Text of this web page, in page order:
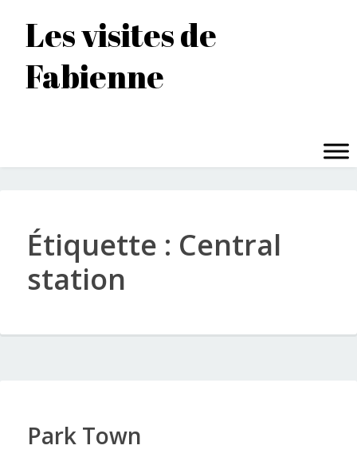
contenu
principal
Les visites de
Fabienne
Étiquette : Central
station
Park Town